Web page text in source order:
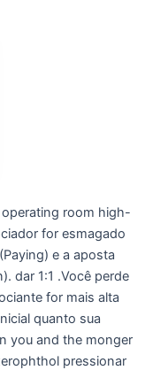
room high-
for esmagado
e a aposta
dar 1:1 .Você perde
for mais alta
quanto sua
you and the monger
pressionar